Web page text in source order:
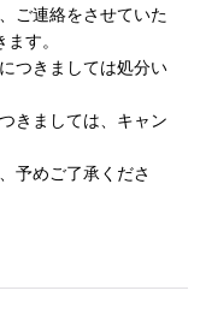
ご連絡をさせていた
す。
つきましては処分い
きましては、キャン
予めご了承くださ